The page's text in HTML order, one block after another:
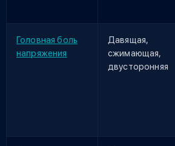
Головная боль
напряжения
Давящая,
сжимающая,
двусторонняя